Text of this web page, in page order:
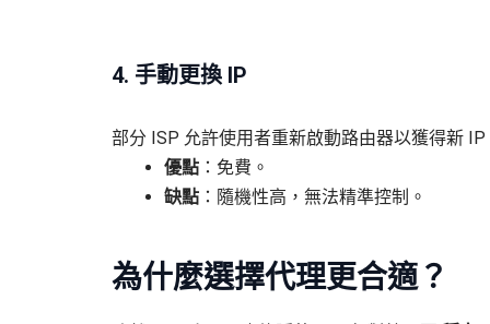
4. 手動更換 IP
部分 ISP 允許使用者重新啟動路由器以獲得新 IP
優點 ：免費。
缺點 ：隨機性高，無法精準控制。
為什麼選擇代理更合適？